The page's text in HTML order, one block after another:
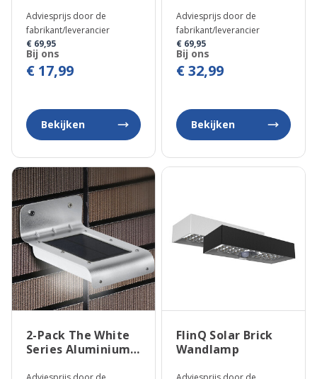
Fairy 2W
Adviesprijs door de
fabrikant/leverancier
€ 69,95
Bij ons
€ 17,99
Bekijken
Adviesprijs door de
fabrikant/leverancier
€ 69,95
Bij ons
€ 32,99
Bekijken
2-Pack The White
Series Aluminium
FlinQ Solar Brick
Wandlamp